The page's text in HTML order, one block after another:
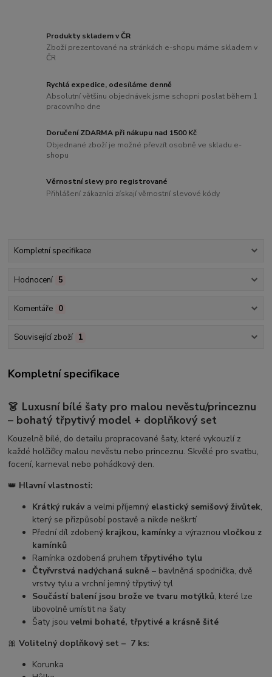
Produkty skladem v ČR
Zboží prezentované na stránkách e-shopu máme skladem v
ČR
Rychlá expedice, odesíláme denně
Absolutní většinu objednávek jsme schopni poslat během 1
pracovního dne
Doručení ZDARMA při nákupu nad 1500 Kč
Objednané zboží je možné převzít osobně ve skladu e-
shopu
Věrnostní slevy pro registrované
Přihlášení zákazníci získají věrnostní slevové kódy
Kompletní specifikace
Hodnocení 5
Komentáře 0
Související zboží 1
Kompletní specifikace
👗 Luxusní bílé šaty pro malou nevěstu/princeznu
– bohatý třpytivý model + doplňkový set
Kouzelně bílé, do detailu propracované šaty, které vykouzlí z
každé holčičky malou nevěstu nebo princeznu. Skvělé pro svatbu,
focení, karneval nebo pohádkový den.
👑 Hlavní vlastnosti:
Krátký rukáva velmi příjemný elastický semišový živůtek,
který se přizpůsobí postavě a nikde neškrtí
Přední díl zdobený krajkou, kamínkya výraznouvločkou z
kamínků
Ramínka ozdobená pruhem třpytivého tylu
Čtyřvrstvá nadýchaná sukně – bavlněná spodnička, dvě
vrstvy tylu a vrchní jemný třpytivý tyl
Součástí balení jsou brože ve tvaru motýlků, které lze
libovolně umístit na šaty
Šaty jsouvelmi bohaté, třpytivé a krásně šité
🎀Volitelný doplňkový set – 7 ks:
Korunka